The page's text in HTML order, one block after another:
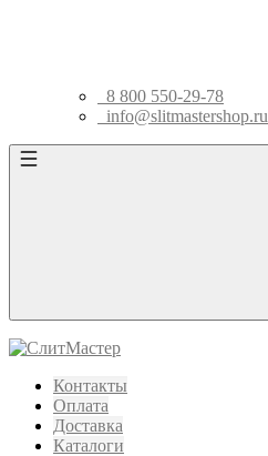
8 800 550-29-78
info@slitmastershop.ru
Контакты
Оплата
Доставка
Каталоги